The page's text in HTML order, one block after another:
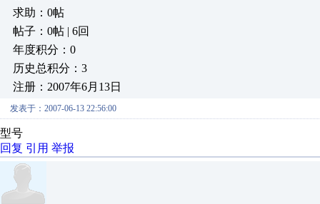
求助：0帖
帖子：0帖 | 6回
年度积分：0
历史总积分：3
注册：2007年6月13日
发表于：2007-06-13 22:56:00
型号
回复 引用 举报